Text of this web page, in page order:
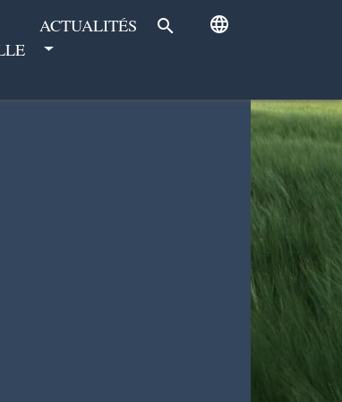
ACTUALITÉS search language